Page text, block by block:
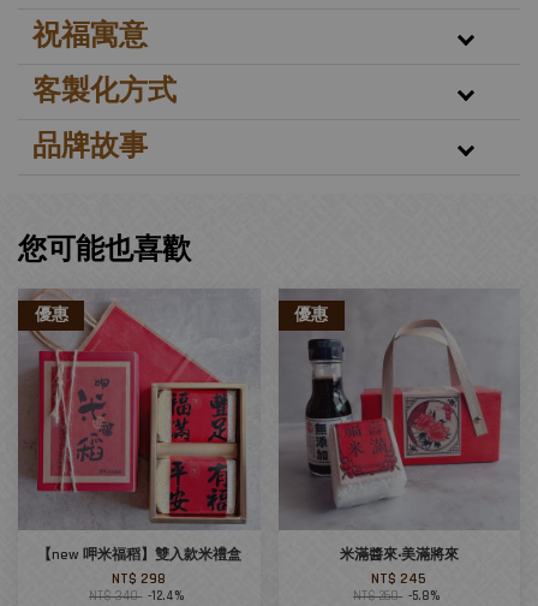
祝福寓意
客製化方式
品牌故事
您可能也喜歡
優惠
【new 呷米福稻】雙入款米禮盒
NT$ 298
NT$ 340 -12.4%
優惠
米滿醬來‧美滿將來
NT$ 245
NT$ 260 -5.8%